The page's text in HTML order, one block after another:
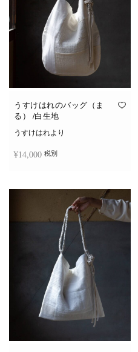
バ
リ
エ
ー
シ
ョ
ン
り
ま
オ
ジ
か
ら
選
択
き
す
うすけはれのバッグ（ま
る） /白生地
うすけはれより
¥14,000 税別